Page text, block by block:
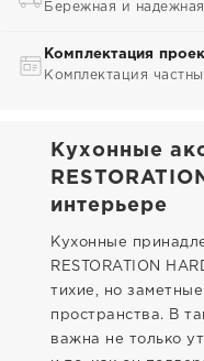
Бережная и
Комплектация
Комплектация
Кухонные
интерьере
Кухонные
RESTORATION
тихие, но
пространства. В
важна не только